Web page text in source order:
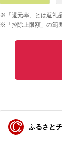
※「還元率」とは返礼
※「控除上限額」の範
ふるさと